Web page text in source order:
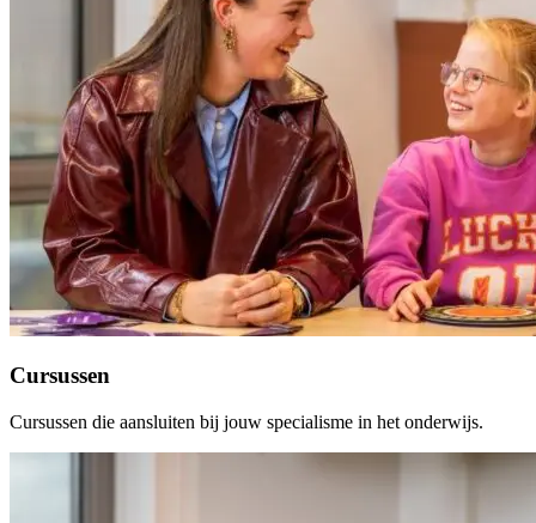
Cursussen
Cursussen die aansluiten bij jouw specialisme in het onderwijs.